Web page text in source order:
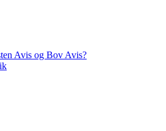
Avis og Bov Avis?